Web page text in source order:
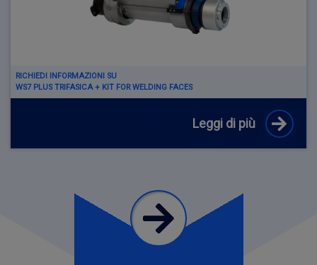
RICHIEDI INFORMAZIONI SU
WS7 PLUS TRIFASICA + KIT FOR WELDING FACES
Leggi di più